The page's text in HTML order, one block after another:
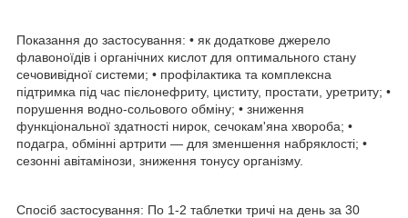
Показання до застосування: • як додаткове джерело
флавоноїдів і органічних кислот для оптимального стану
сечовивідної системи; • профілактика та комплексна
підтримка під час пієлонефриту, циститу, простати, уретриту; •
порушення водно-сольового обміну; • зниження
функціональної здатності нирок, сечокам'яна хвороба; •
подагра, обмінні артрити — для зменшення набряклості; •
сезонні авітамінози, зниження тонусу організму.
Спосіб застосування: По 1-2 таблетки тричі на день за 30